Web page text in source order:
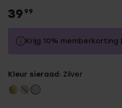
39 99
Krijg 10% memberkorting
Zonder memberkorting
Kleur sieraad: Zilver